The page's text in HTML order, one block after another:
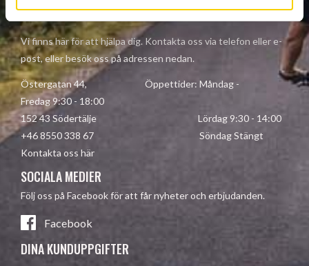
KONTAKTA OSS
Vi finns här för att hjälpa dig. Kontakta oss via telefon eller e-
post, eller besök oss på adressen nedan.
Östergatan 44, Öppettider: Måndag -
Fredag 9:30 - 18:00
152 43 Södertälje Lördag 9:30 - 14:00
+46 8550 338 67 Söndag Stängt
Kontakta oss här
SOCIALA MEDIER
Följ oss på Facebook för att får nyheter och erbjudanden.
Facebook
DINA KUNDUPPGIFTER